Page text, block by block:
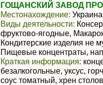
ГОЩАНСКИЙ ЗАВОД
Местонахождение: Украина
Виды деятельности:
фруктово-ягодные,
Кондитерские изделия не
Пищевые концентраты,
Краткая информация:
безалкогольные, уксус,
соус томатный, хрен